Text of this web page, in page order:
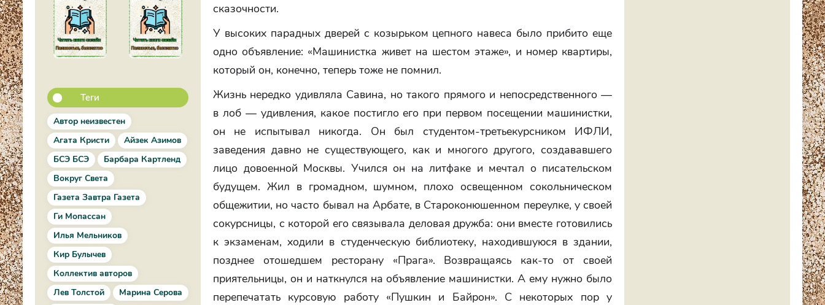
Теги
Автор неизвестен
Агата Кристи
Айзек Азимов
БСЭ БСЭ
Барбара Картленд
Вокруг Света
Газета Завтра Газета
Ги Мопассан
Илья Мельников
Кир Булычев
Коллектив авторов
Лев Толстой
Марина Серова
сказочности.
У высоких парадных дверей с козырьком цепного навеса было прибито еще
одно объявление: «Машинистка живет на шестом этаже», и номер квартиры,
который он, конечно, теперь тоже не помнил.
Жизнь нередко удивляла Савина, но такого прямого и непосредственного —
в лоб — удивления, какое постигло его при первом посещении машинистки,
он не испытывал никогда. Он был студентом-третьекурсником ИФЛИ,
заведения давно не существующего, как и многого другого, создававшего
лицо довоенной Москвы. Учился он на литфаке и мечтал о писательском
будущем. Жил в громадном, шумном, плохо освещенном сокольническом
общежитии, но часто бывал на Арбате, в Староконюшенном переулке, у своей
сокурсницы, с которой его связывала деловая дружба: они вместе готовились
к экзаменам, ходили в студенческую библиотеку, находившуюся в здании,
позднее отошедшем ресторану «Прага». Возвращаясь как-то от своей
приятельницы, он и наткнулся на объявление машинистки. А ему нужно было
перепечатать курсовую работу «Пушкин и Байрон». С некоторых пор у